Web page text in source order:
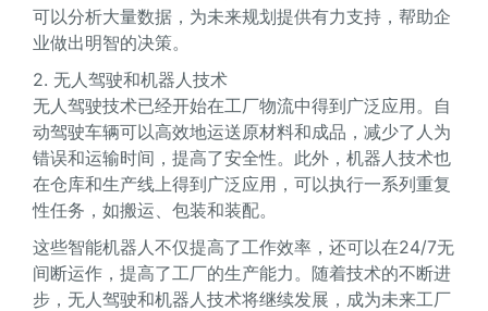
可以分析大量数据，为未来规划提供有力支持，帮助企
业做出明智的决策。
2. 无人驾驶和机器人技术
无人驾驶技术已经开始在工厂物流中得到广泛应用。自
动驾驶车辆可以高效地运送原材料和成品，减少了人为
错误和运输时间，提高了安全性。此外，机器人技术也
在仓库和生产线上得到广泛应用，可以执行一系列重复
性任务，如搬运、包装和装配。
这些智能机器人不仅提高了工作效率，还可以在24/7无
间断运作，提高了工厂的生产能力。随着技术的不断进
步，无人驾驶和机器人技术将继续发展，成为未来工厂